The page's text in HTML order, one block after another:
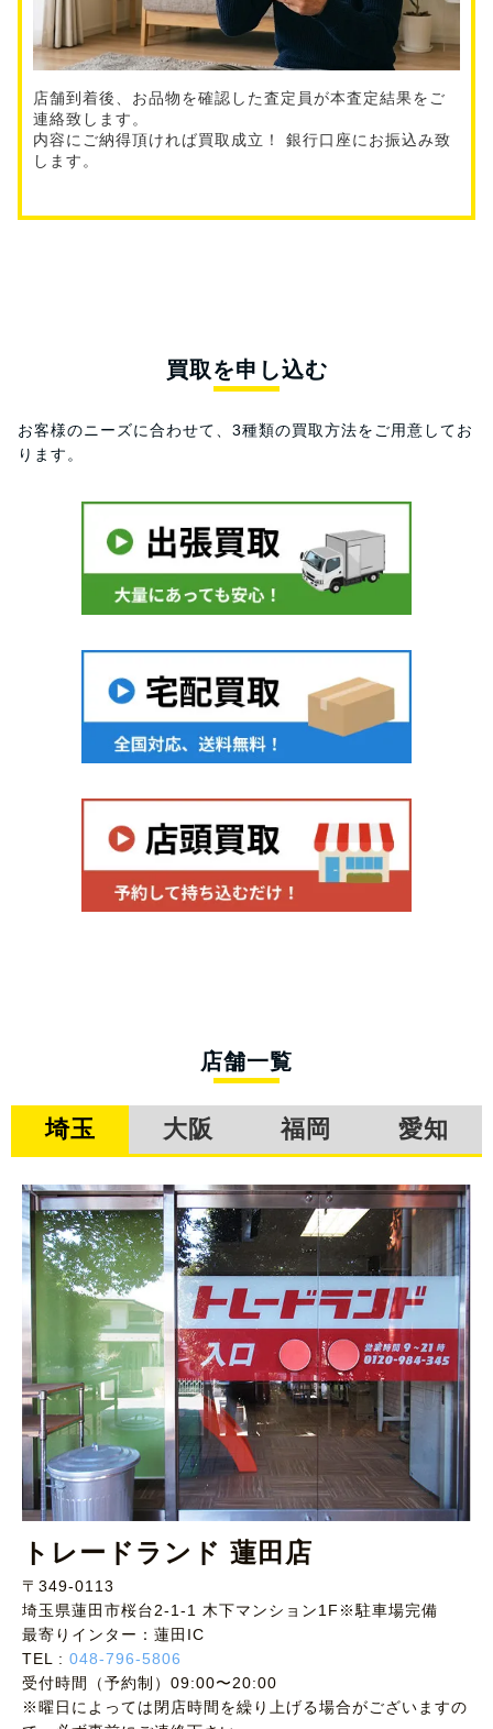
店舗到着後、お品物を確認した査定員が本査定結果をご
連絡致します。
内容にご納得頂ければ買取成立！ 銀行口座にお振込み致
します。
買取を申し込む
お客様のニーズに合わせて、3種類の買取方法をご用意してお
ります。
店舗一覧
埼玉 大阪 福岡 愛知
トレードランド 蓮田店
〒349-0113
埼玉県蓮田市桜台2-1-1 木下マンション1F※駐車場完備
最寄りインター：蓮田IC
TEL : 048-796-5806
受付時間（予約制）09:00〜20:00
※曜日によっては閉店時間を繰り上げる場合がございますの